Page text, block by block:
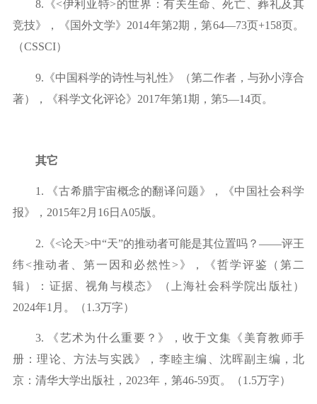
8. 《<伊利亚特>的世界：有关生命、死亡、葬礼及其
竞技》，《国外文学》2014年第2期，第64—73页+158页。
（CSSCI）
9. 《中国科学的诗性与礼性》（第二作者，与孙小淳合
著），《科学文化评论》 2017年第1期，第5—14页。
其它
1.
《古希腊宇宙概念的翻译问题》，《中国社会科学
报》， 2015年2月16日 A05版。
2. 《<论天>中“天”的推动者可能是其位置吗？——评王
纬<推动者、第一因和必然性 > 》，《哲学评鉴（第二
辑）：证据、视角与模态》（上海社会科学院出版社）
2024年1月。（1 .3万字）
3.
《艺术为什么重要？》，收于文集《美育教师手
册：理论、方法与实践》，李睦主编、沈晖副主编，北
京：清华大学出版社， 2023年，第46-59页。（1 .5万字）